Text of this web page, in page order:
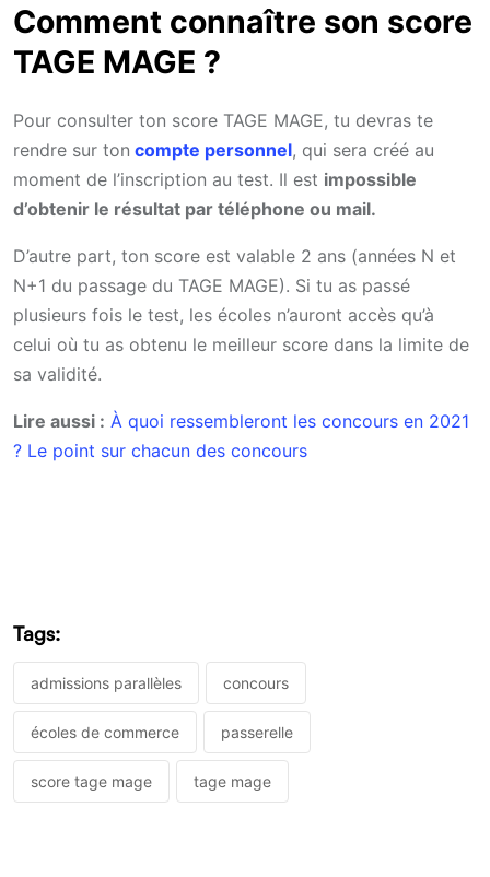
Comment connaître son score
TAGE MAGE ?
Pour consulter ton score TAGE MAGE, tu devras te
rendre sur ton compte personnel, qui sera créé au
moment de l’inscription au test. Il est impossible
d’obtenir le résultat par téléphone ou mail.
D’autre part, ton score est valable 2 ans (années N et
N+1 du passage du TAGE MAGE). Si tu as passé
plusieurs fois le test, les écoles n’auront accès qu’à
celui où tu as obtenu le meilleur score dans la limite de
sa validité.
Lire aussi : À quoi ressembleront les concours en 2021
? Le point sur chacun des concours
Tags:
admissions parallèles concours
écoles de commerce passerelle
score tage mage tage mage